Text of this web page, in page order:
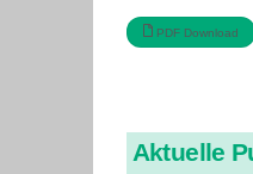
PDF Download
Aktuelle